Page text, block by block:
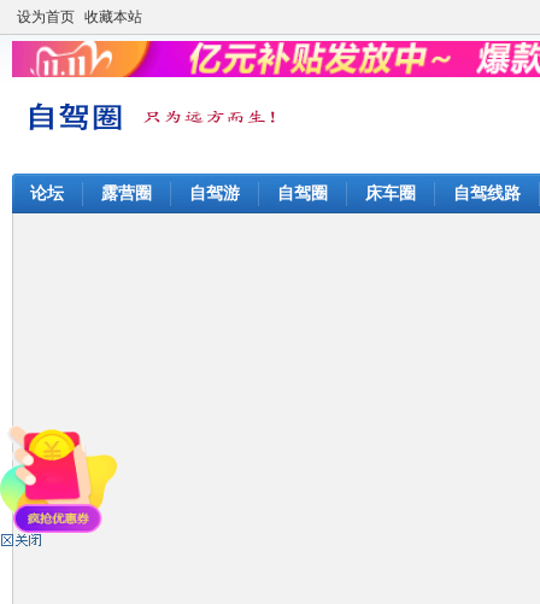
设为首页 收藏本站
论坛 露营圈 自驾游 自驾圈 床车圈 自驾线路